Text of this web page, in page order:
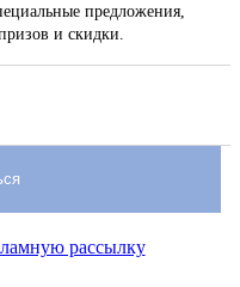
предложения,
и скидки.
рассылку